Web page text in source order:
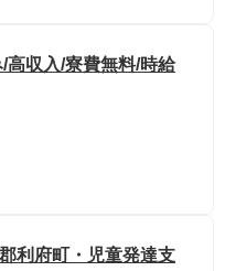
高収入/寮費無料/時給
利府町・児童発達支